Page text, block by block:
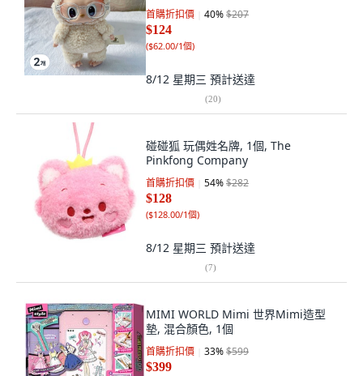
首購折扣價 40%$207
$124
($62.00/1個)
8/12 星期三 預計送達
(20)
碰碰狐 玩偶姓名牌, 1個, The
Pinkfong Company
首購折扣價 54%$282
$128
($128.00/1個)
8/12 星期三 預計送達
(7)
MIMI WORLD Mimi 世界Mimi造型
墊, 混合顏色, 1個
首購折扣價 33%$599
$399